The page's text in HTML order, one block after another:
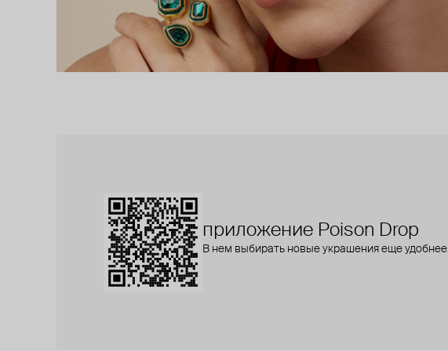
приложение Poison Drop
В нем выбирать новые украшения еще удобнее.